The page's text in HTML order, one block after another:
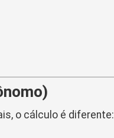
o cálculo é diferente: